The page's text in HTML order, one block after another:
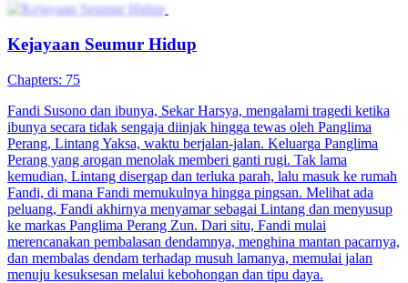
Kejayaan Seumur Hidup
Chapters: 75
Fandi Susono dan ibunya, Sekar Harsya, mengalami tragedi ketika
ibunya secara tidak sengaja diinjak hingga tewas oleh Panglima
Perang, Lintang Yaksa, waktu berjalan-jalan. Keluarga Panglima
Perang yang arogan menolak memberi ganti rugi. Tak lama
kemudian, Lintang disergap dan terluka parah, lalu masuk ke rumah
Fandi, di mana Fandi memukulnya hingga pingsan. Melihat ada
peluang, Fandi akhirnya menyamar sebagai Lintang dan menyusup
ke markas Panglima Perang Zun. Dari situ, Fandi mulai
merencanakan pembalasan dendamnya, menghina mantan pacarnya,
dan membalas dendam terhadap musuh lamanya, memulai jalan
menuju kesuksesan melalui kebohongan dan tipu daya.